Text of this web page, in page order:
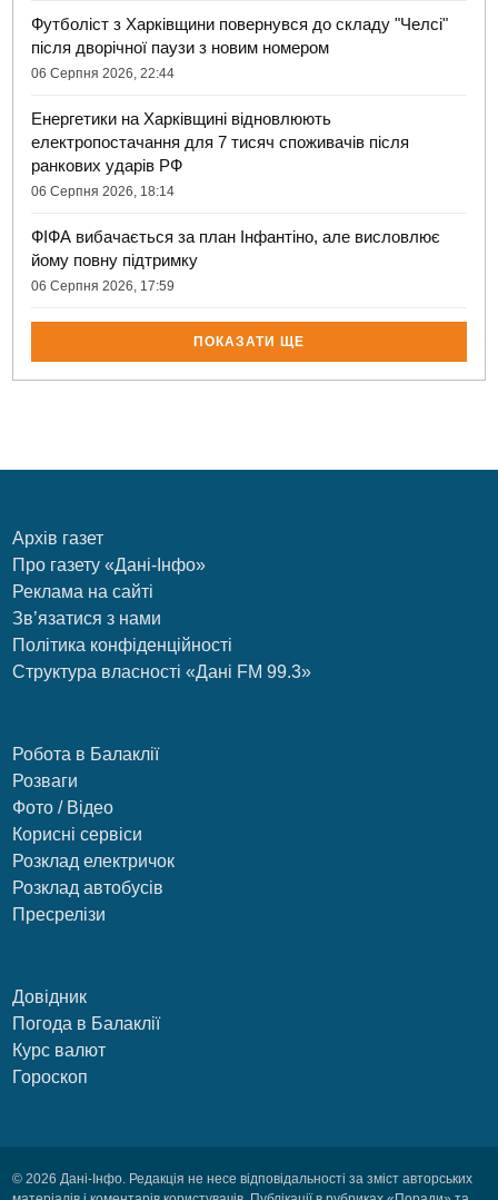
Футболіст з Харківщини повернувся до складу "Челсі"
після дворічної паузи з новим номером
06 Серпня 2026, 22:44
Енергетики на Харківщині відновлюють
електропостачання для 7 тисяч споживачів після
ранкових ударів РФ
06 Серпня 2026, 18:14
ФІФА вибачається за план Інфантіно, але висловлює
йому повну підтримку
06 Серпня 2026, 17:59
ПОКАЗАТИ ЩЕ
Архів газет
Про газету «Дані-Інфо»
Реклама на сайті
Зв’язатися з нами
Політика конфіденційності
Структура власності «Дані FM 99.3»
Робота в Балаклії
Розваги
Фото / Відео
Корисні сервіси
Розклад електричок
Розклад автобусів
Пресрелізи
Довідник
Погода в Балаклії
Курс валют
Гороскоп
© 2026 Дані-Інфо. Редакція не несе відповідальності за зміст авторських